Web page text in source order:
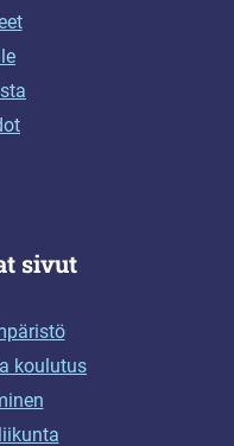
sivut
koulutus